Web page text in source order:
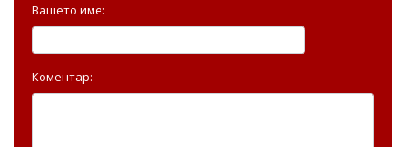
Вашето име:
Коментар: